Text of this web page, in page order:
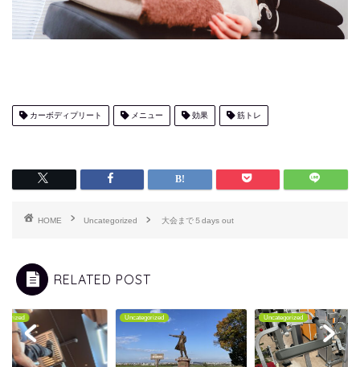
カーボディプリート メニュー 効果 筋トレ
HOME Uncategorized 大会まで５days out
RELATED POST
Uncategorized Uncategorized